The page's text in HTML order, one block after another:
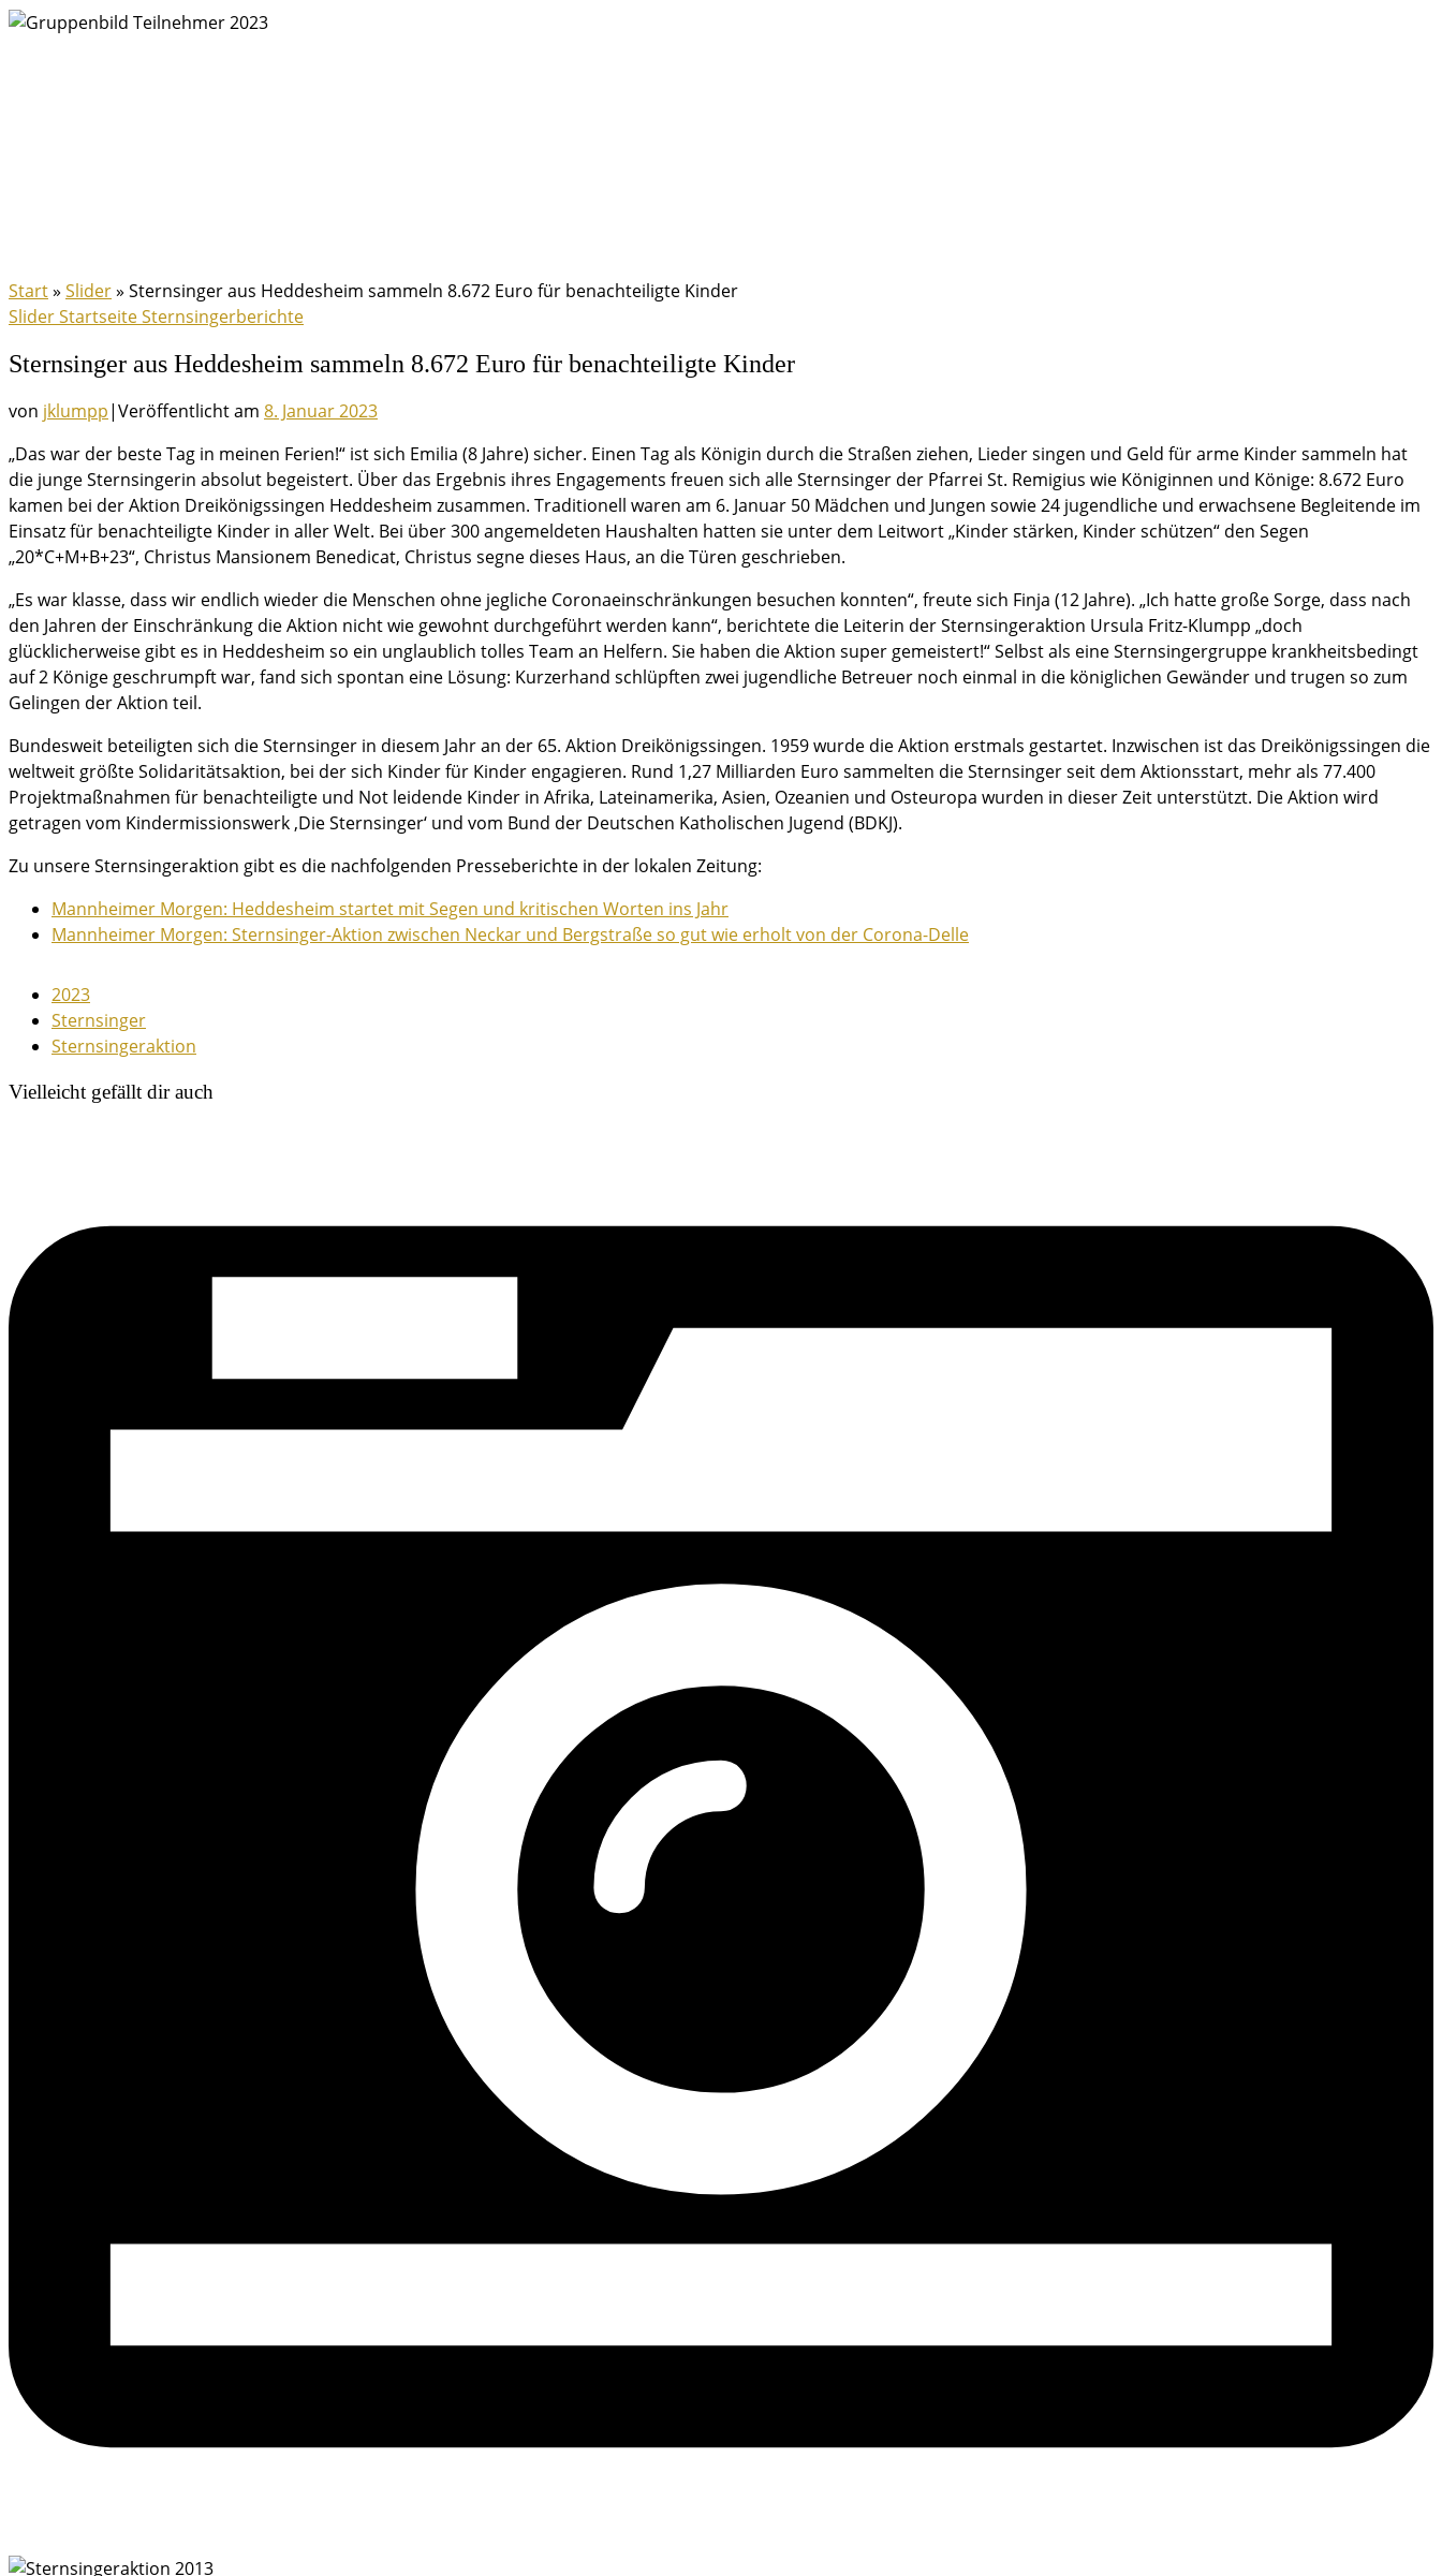
Start» Slider» Sternsinger aus Heddesheim sammeln 8.672 Euro für benachteiligte Kinder
SliderStartseiteSternsingerberichte
Sternsinger aus Heddesheim sammeln 8.672 Euro für benachteiligte Kinder
von jklumpp|Veröffentlicht am 8. Januar 2023
„Das war der beste Tag in meinen Ferien!“ ist sich Emilia (8 Jahre) sicher. Einen Tag als Königin durch die Straßen ziehen, Lieder singen und Geld für arme Kinder sammeln hat
die junge Sternsingerin absolut begeistert. Über das Ergebnis ihres Engagements freuen sich alle Sternsinger der Pfarrei St. Remigius wie Königinnen und Könige: 8.672 Euro
kamen bei der Aktion Dreikönigssingen Heddesheim zusammen. Traditionell waren am 6. Januar 50 Mädchen und Jungen sowie 24 jugendliche und erwachsene Begleitende im
Einsatz für benachteiligte Kinder in aller Welt. Bei über 300 angemeldeten Haushalten hatten sie unter dem Leitwort „Kinder stärken, Kinder schützen“ den Segen
„20*C+M+B+23“, Christus Mansionem Benedicat, Christus segne dieses Haus, an die Türen geschrieben.
„Es war klasse, dass wir endlich wieder die Menschen ohne jegliche Coronaeinschränkungen besuchen konnten“, freute sich Finja (12 Jahre). „Ich hatte große Sorge, dass nach
den Jahren der Einschränkung die Aktion nicht wie gewohnt durchgeführt werden kann“, berichtete die Leiterin der Sternsingeraktion Ursula Fritz-Klumpp „doch
glücklicherweise gibt es in Heddesheim so ein unglaublich tolles Team an Helfern. Sie haben die Aktion super gemeistert!“ Selbst als eine Sternsingergruppe krankheitsbedingt
auf 2 Könige geschrumpft war, fand sich spontan eine Lösung: Kurzerhand schlüpften zwei jugendliche Betreuer noch einmal in die königlichen Gewänder und trugen so zum
Gelingen der Aktion teil.
Bundesweit beteiligten sich die Sternsinger in diesem Jahr an der 65. Aktion Dreikönigssingen. 1959 wurde die Aktion erstmals gestartet. Inzwischen ist das Dreikönigssingen die
weltweit größte Solidaritätsaktion, bei der sich Kinder für Kinder engagieren. Rund 1,27 Milliarden Euro sammelten die Sternsinger seit dem Aktionsstart, mehr als 77.400
Projektmaßnahmen für benachteiligte und Not leidende Kinder in Afrika, Lateinamerika, Asien, Ozeanien und Osteuropa wurden in dieser Zeit unterstützt. Die Aktion wird
getragen vom Kindermissionswerk ‚Die Sternsinger‘ und vom Bund der Deutschen Katholischen Jugend (BDKJ).
Zu unsere Sternsingeraktion gibt es die nachfolgenden Presseberichte in der lokalen Zeitung:
Mannheimer Morgen: Heddesheim startet mit Segen und kritischen Worten ins Jahr
Mannheimer Morgen: Sternsinger-Aktion zwischen Neckar und Bergstraße so gut wie erholt von der Corona-Delle
2023
Sternsinger
Sternsingeraktion
Vielleicht gefällt dir auch